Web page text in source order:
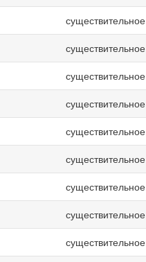
существительное
существительное
существительное
существительное
существительное
существительное
существительное
существительное
существительное